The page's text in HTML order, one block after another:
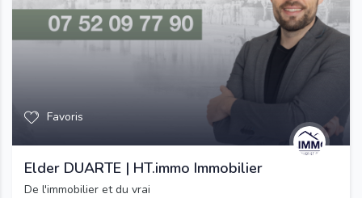
Favoris
Elder DUARTE | HT.immo Immobilier
De l'immobilier et du vrai